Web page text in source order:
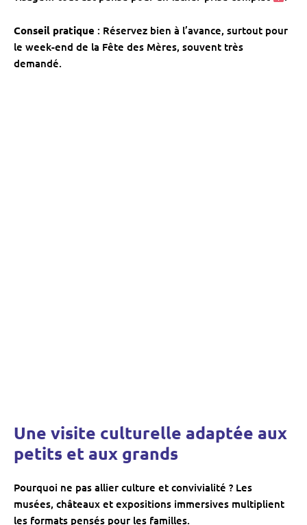
Conseil pratique : Réservez bien à l’avance, surtout pour
le week-end de la Fête des Mères, souvent très
demandé.
Une visite culturelle adaptée aux
petits et aux grands
Pourquoi ne pas allier culture et convivialité ? Les
musées, châteaux et expositions immersives multiplient
les formats pensés pour les familles.